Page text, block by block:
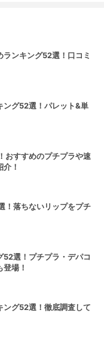
ンキング52選！口コミ
ング52選！パレット&単
おすすめのプチプラや速
！
！落ちないリップをプチ
52選！プチプラ・デパコ
場！
ング52選！徹底調査して